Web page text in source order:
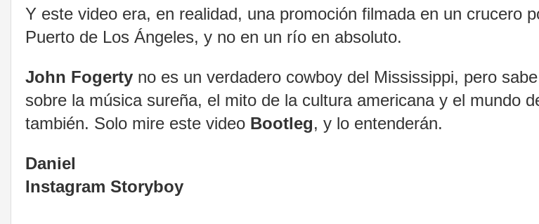
Y este video era, en realidad, una promoción filmada en un crucero
Puerto de Los Ángeles, y no en un río en absoluto.
John Fogerty no es un verdadero cowboy del Mississippi, pero
sobre la música sureña, el mito de la cultura americana y el mundo
también. Solo mire este video Bootleg, y lo entenderán.
Daniel
Instagram Storyboy